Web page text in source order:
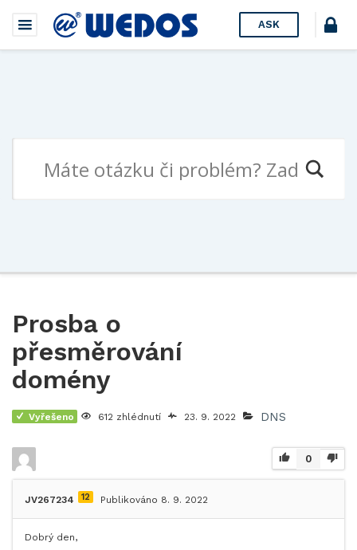
ASK
Prosba o
přesměrování
domény
Vyřešeno 612 zhlédnutí 23. 9. 2022 DNS
0
JV267234 12 Publikováno 8. 9. 2022
Dobrý den,